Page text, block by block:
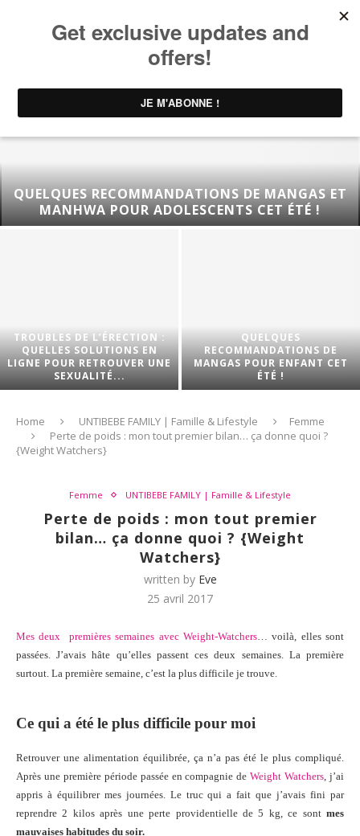
QUELQUES RECOMMANDATIONS DE MANGAS ET
MANHWA POUR ADOLESCENTS CET ÉTÉ !
TROUBLES DE L’ÉRECTION :
QUELLES SOLUTIONS EN
LIGNE POUR RETROUVER UNE
SEXUALITÉ...
QUELQUES
RECOMMANDATIONS DE
MANGAS POUR ENFANT CET
ÉTÉ !
Home UNTIBEBE FAMILY | Famille & Lifestyle
Femme
Perte de poids : mon tout premier bilan… ça donne quoi ?
{Weight Watchers}
Femme UNTIBEBE FAMILY | Famille & Lifestyle
Perte de poids : mon tout premier
bilan… ça donne quoi ? {Weight
Watchers}
written by Eve
25 avril 2017
Mes deux premières semaines avec Weight-Watchers… voilà, elles sont
passées. J’avais hâte qu’elles passent ces deux semaines. La première
surtout. La première semaine, c’est la plus difficile je trouve.
Ce qui a été le plus difficile pour moi
Retrouver une alimentation équilibrée, ça n’a pas été le plus compliqué.
Après une première période passée en compagnie deWeight Watchers, j’ai
appris à équilibrer mes journées. Le truc qui a fait que j’avais fini par
reprendre 2 kilos après une perte providentielle de 5 kg, ce sont mes
mauvaises habitudes du soir.